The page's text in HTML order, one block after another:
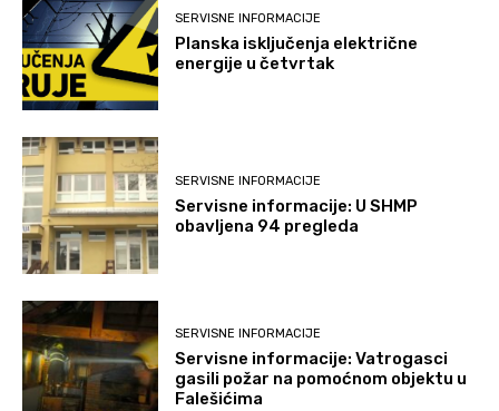
SERVISNE INFORMACIJE
Planska isključenja električne
energije u četvrtak
SERVISNE INFORMACIJE
Servisne informacije: U SHMP
obavljena 94 pregleda
SERVISNE INFORMACIJE
Servisne informacije: Vatrogasci
gasili požar na pomoćnom objektu u
Falešićima